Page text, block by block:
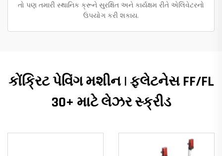
તો પણ તમારી સ્થાનિક ક્રૂને સુરક્ષિત અને કાર્યક્ષમ રીતે એલિવેટરનો
ઉપયોગ કરી શકાય.
કોંક્રિટ પેવિંગ મશીન | ફ્લેટનેસ FF/FL
30+ માટે લેઝર સ્ક્રીડ